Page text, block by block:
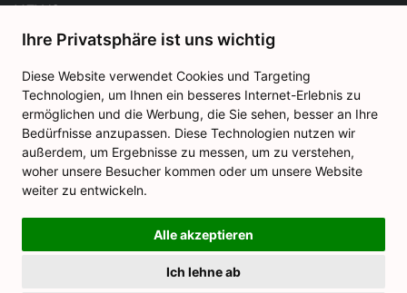
Ihre Privatsphäre ist uns wichtig
Diese Website verwendet Cookies und Targeting
Technologien, um Ihnen ein besseres Internet-Erlebnis zu
ermöglichen und die Werbung, die Sie sehen, besser an Ihre
Bedürfnisse anzupassen. Diese Technologien nutzen wir
außerdem, um Ergebnisse zu messen, um zu verstehen,
woher unsere Besucher kommen oder um unsere Website
weiter zu entwickeln.
Alle akzeptieren
Ich lehne ab
NEWS
Holzfenster RTL Test 2026: CDM-Holzfenster als Premium- Hersteller
Januar 16, 2026
Schalldämmung von Holzfenstern – was sagt die Wissenschaft dazu?
September 23, 2025